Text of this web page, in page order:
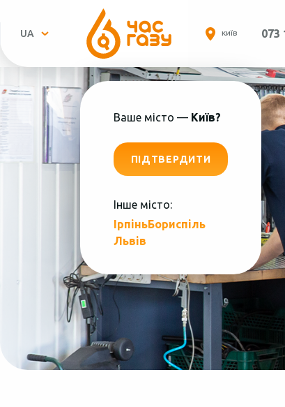
UA КИЇВ
Ваше місто — Київ?
ПІДТВЕРДИТИ
Інше місто:
ІрпіньБориспіль
Львів
073